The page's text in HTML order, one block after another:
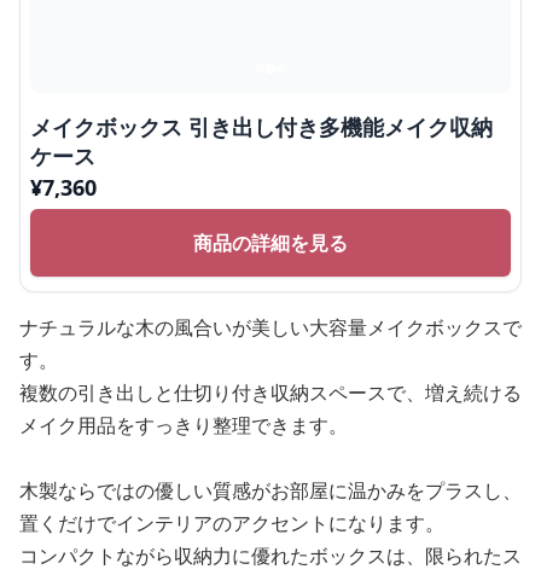
メイクボックス 引き出し付き多機能メイク収納
ケース
¥7,360
商品の詳細を見る
ナチュラルな木の風合いが美しい大容量メイクボックスで
す。
複数の引き出しと仕切り付き収納スペースで、増え続ける
メイク用品をすっきり整理できます。
木製ならではの優しい質感がお部屋に温かみをプラスし、
置くだけでインテリアのアクセントになります。
コンパクトながら収納力に優れたボックスは、限られたス